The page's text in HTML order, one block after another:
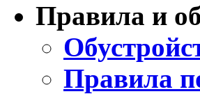
Правила и
Правила